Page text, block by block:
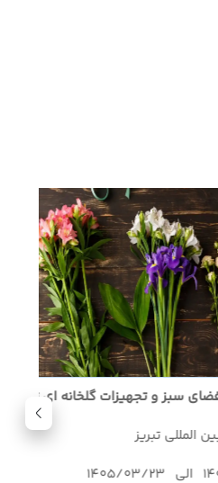
سبز و تجهیزات گلخانه ای تبریز
المللی تبریز
23